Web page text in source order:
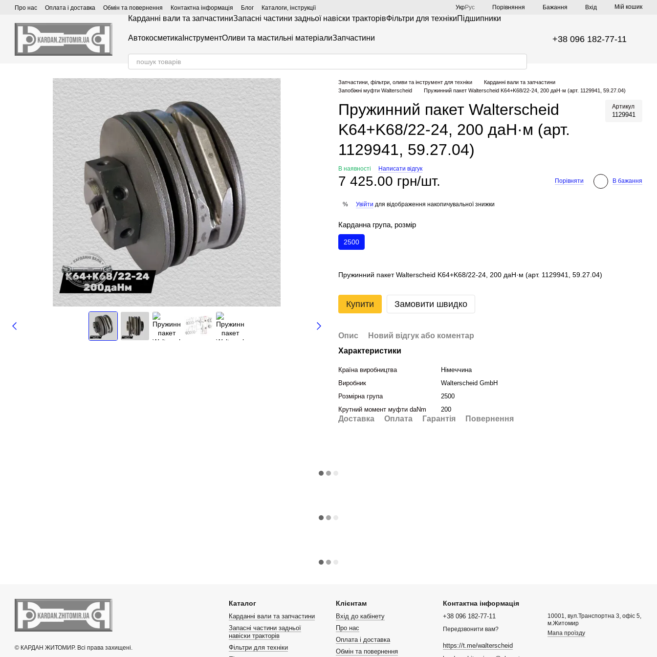
Перейти до основного контенту
Про нас Оплата і доставка Обмін та повернення Контактна інформація Блог Каталоги, інструкції УкрРус Порівняння Бажання Вхід Мій кошик
Карданні вали та запчастиниЗапасні частини задньої навіски тракторівФільтри для технікиПідшипники
Автокосметика ІнструментОливи та мастильні матеріалиЗапчастини +38 096 182-77-11
Запчастини, фільтри, оливи та інструмент для техніки
Карданні вали та запчастини
Запобіжні муфти Walterscheid
Пружинний пакет Walterscheid K64+K68/22-24, 200 даН·м (арт. 1129941, 59.27.04)
Пружинний пакет Walterscheid
K64+K68/22-24, 200 даН·м (арт.
1129941, 59.27.04)
Артикул
1129941
В наявності Написати відгук
7 425.00 грн/шт. Порівняти В бажання
% Увійти для відображення накопичувальної знижки
Карданна група, розмір
2500
Пружинний пакет Walterscheid K64+K68/22-24, 200 даН·м (арт. 1129941, 59.27.04)
Купити Замовити швидко
Опис
Новий відгук або коментар
Характеристики
Країна виробництва
Німеччина
Виробник
Walterscheid GmbH
Розмірна група
2500
Крутний момент муфти daNm
200
Доставка Оплата Гарантія Повернення
© КАРДАН ЖИТОМИР. Всі права захищені.
Каталог
Карданні вали та запчастини
Запасні частини задньої
навіски тракторів
Фільтри для техніки
Клієнтам
Вхід до кабінету
Про нас
Оплата і доставка
Обмін та повернення
Контактна інформація
+38 096 182-77-11
Передзвонити вам?
https://t.me/walterscheid
10001, вул.Транспортна 3, офіс 5,
м.Житомир
Мапа проїзду